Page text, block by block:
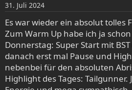
n
e
n
:
31. Juli 2024
Es war wieder ein absolut tolles
Zum Warm Up habe ich ja
Donnerstag: Super Start mit
danach erst mal Pause und
nebenbei für den absoluten
Highlight des Tages: